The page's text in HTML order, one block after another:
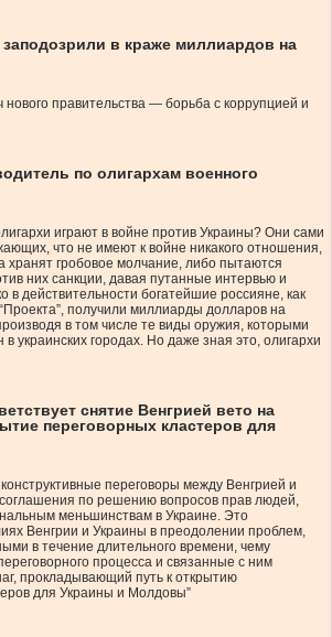
в краже миллиардов на
нового правительства — борьба с коррупцией и
по олигархам военного
играют в войне против Украины? Они сами
что не имеют к войне никакого отношения,
хранят гробовое молчание, либо пытаются
них санкции, давая путанные интервью и
в действительности богатейшие россияне, как
получили миллиарды долларов на
в том числе те виды оружия, которыми
украинских городах. Но даже зная это, олигархи
снятие Венгрией вето на
переговорных кластеров для
переговоры между Венгрией и
по решению вопросов прав людей,
меньшинствам в Украине. Это
Венгрии и Украины в преодолении проблем,
в течение длительного времени, чему
процесса и связанные с ним
прокладывающий путь к открытию
для Украины и Молдовы”